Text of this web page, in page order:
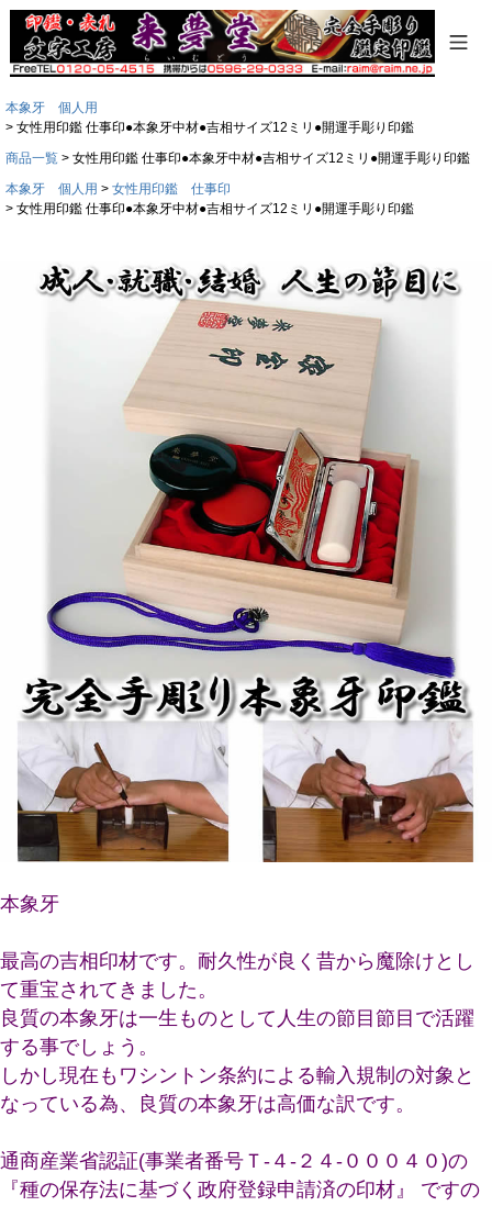
本象牙 個人用
女性用印鑑 仕事印●本象牙中材●吉相サイズ12ミリ●開運手彫り印鑑
商品一覧
女性用印鑑 仕事印●本象牙中材●吉相サイズ12ミリ●開運手彫り印鑑
本象牙 個人用
女性用印鑑 仕事印
女性用印鑑 仕事印●本象牙中材●吉相サイズ12ミリ●開運手彫り印鑑
本象牙
最高の吉相印材です。耐久性が良く昔から魔除けとし
て重宝されてきました。
良質の本象牙は一生ものとして人生の節目節目で活躍
する事でしょう。
しかし現在もワシントン条約による輸入規制の対象と
なっている為、良質の本象牙は高価な訳です。
通商産業省認証(事業者番号Ｔ-４-２４-０００４０)の
『種の保存法に基づく政府登録申請済の印材』 ですの